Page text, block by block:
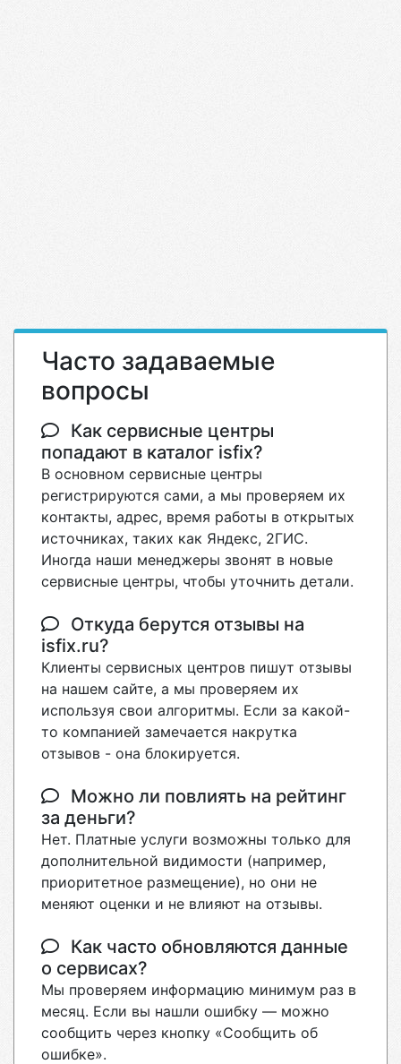
Часто задаваемые
вопросы
Как сервисные центры
попадают в каталог isfix?
В основном сервисные центры
регистрируются сами, а мы проверяем их
контакты, адрес, время работы в открытых
источниках, таких как Яндекс, 2ГИС.
Иногда наши менеджеры звонят в новые
сервисные центры, чтобы уточнить детали.
Откуда берутся отзывы на
isfix.ru?
Клиенты сервисных центров пишут отзывы
на нашем сайте, а мы проверяем их
используя свои алгоритмы. Если за какой-
то компанией замечается накрутка
отзывов - она блокируется.
Можно ли повлиять на рейтинг
за деньги?
Нет. Платные услуги возможны только для
дополнительной видимости (например,
приоритетное размещение), но они не
меняют оценки и не влияют на отзывы.
Как часто обновляются данные
о сервисах?
Мы проверяем информацию минимум раз в
месяц. Если вы нашли ошибку — можно
сообщить через кнопку «Сообщить об
ошибке».